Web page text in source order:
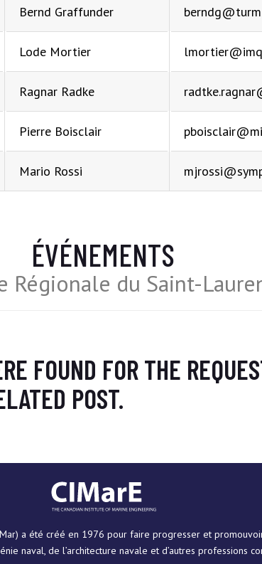
Bernd Graffunder
Lode Mortier
Ragnar Radke
Pierre Boisclair
Mario Rossi
ÉVÉNEMENTS
Régionale du Saint-
FOUND FOR THE
POST.
a été créé en 1976 pour faire progresser et
naval, de l’architecture navale et d’autres professions